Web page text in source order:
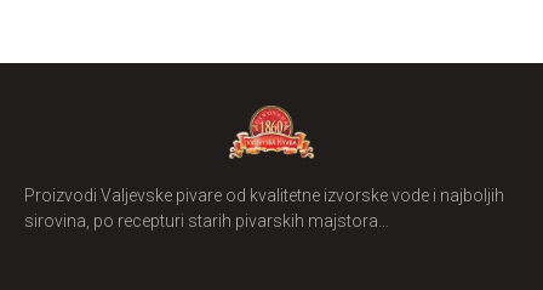
Proizvodi Valjevske pivare od kvalitetne izvorske vode i najboljih
sirovina, po recepturi starih pivarskih majstora…